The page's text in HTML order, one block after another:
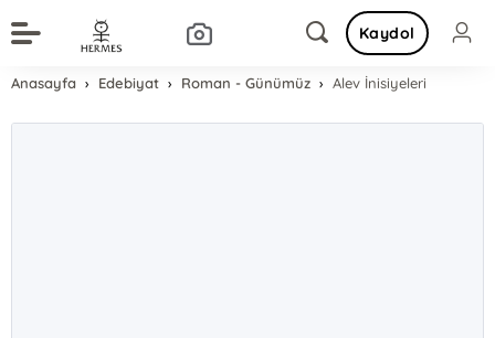
Kaydol
Anasayfa Edebiyat Roman - Günümüz Alev İnisiyeleri